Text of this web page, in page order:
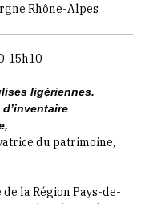
Rhône-Alpes
15h10
ligériennes.
du patrimoine,
la Région Pays-de-